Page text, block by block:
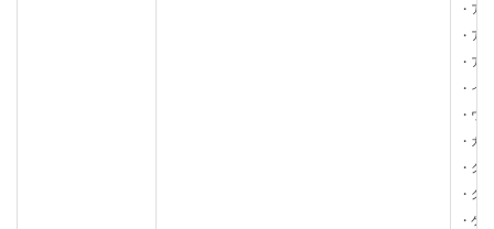
・ア
・ア
・ア
・イ
・ウ
・ガ
・ク
・グ
・ケ